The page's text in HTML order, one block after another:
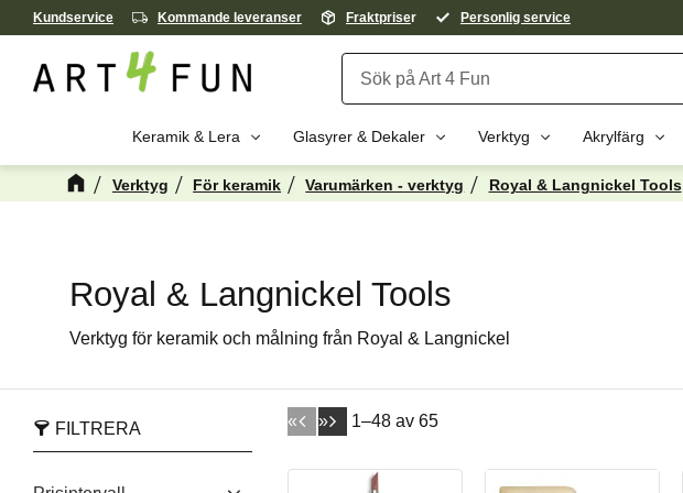
Kundservice Kommande leveranser Fraktpriser Personlig service
Keramik & Lera Glasyrer & Dekaler Verktyg Akrylfärg
Verktyg För keramik Varumärken - verktyg Royal & Langnickel Tools
Royal & Langnickel Tools
Verktyg för keramik och målning från Royal & Langnickel
FILTRERA 1–48 av65
« »